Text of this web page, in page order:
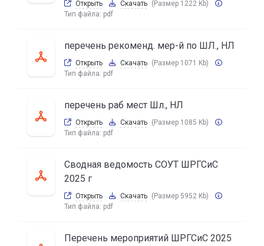
Открыть Скачать (Размер 1222 Kb)
Тип файла: pdf
перечень рекоменд. мер-й по ШЛ., НЛ
Открыть Скачать (Размер 1071 Kb)
Тип файла: pdf
перечень раб мест Шл., НЛ
Открыть Скачать (Размер 1085 Kb)
Тип файла: pdf
Сводная ведомость СОУТ ШРГСиС
2025 г
Открыть Скачать (Размер 5952 Kb)
Тип файла: pdf
Перечень мероприятий ШРГСиС 2025